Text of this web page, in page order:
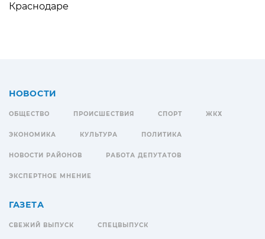
Краснодаре
НОВОСТИ
ОБЩЕСТВО ПРОИСШЕСТВИЯ СПОРТ ЖКХ
ЭКОНОМИКА КУЛЬТУРА ПОЛИТИКА
НОВОСТИ РАЙОНОВ РАБОТА ДЕПУТАТОВ
ЭКСПЕРТНОЕ МНЕНИЕ
ГАЗЕТА
СВЕЖИЙ ВЫПУСК СПЕЦВЫПУСК